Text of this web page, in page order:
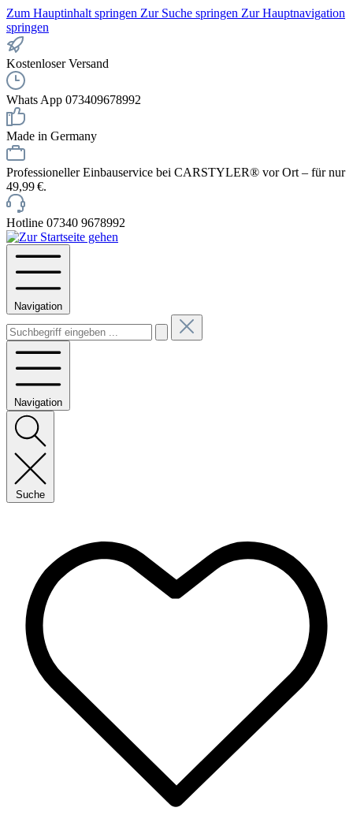
Zum Hauptinhalt springen Zur Suche springen Zur Hauptnavigation
springen
Kostenloser Versand
Whats App 073409678992
Made in Germany
Professioneller Einbauservice bei CARSTYLER® vor Ort – für nur
49,99 €.
Hotline 07340 9678992
Navigation
Navigation
Suche